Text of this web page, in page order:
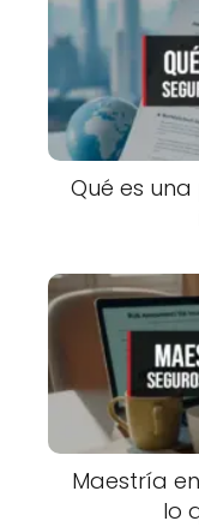
Qué es
Maestría
lo